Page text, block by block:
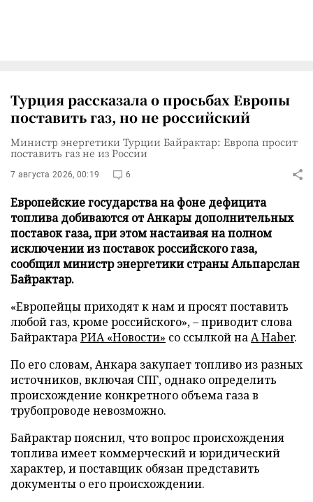
Турция рассказала о просьбах Европы
поставить газ, но не российский
Министр энергетики Турции Байрактар: Европа просит
поставить газ не из России
7 августа 2026, 00:19 6
Европейские государства на фоне дефицита
топлива добиваются от Анкары дополнительных
поставок газа, при этом настаивая на полном
исключении из поставок российского газа,
сообщил министр энергетики страны Альпарслан
Байрактар.
«Европейцы приходят к нам и просят поставить
любой газ, кроме российского», – приводит слова
БайрактараРИА «Новости» со ссылкой наA Haber.
По его словам, Анкара закупает топливо из разных
источников, включая СПГ, однако определить
происхождение конкретного объема газа в
трубопроводе невозможно.
Байрактар пояснил, что вопрос происхождения
топлива имеет коммерческий и юридический
характер, и поставщик обязан представить
документы о его происхождении.